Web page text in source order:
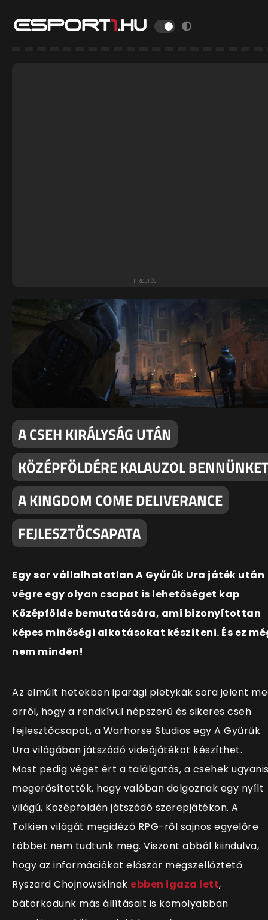
A CSEH KIRÁLYSÁG UTÁN
KÖZÉPFÖLDÉRE KALAUZOL
A KINGDOM COME DELIVERANCE
FEJLESZTŐCSAPATA
Egy sor vállalhatatlan A Gyűrűk Ura játék után
végre egy olyan csapat is lehetőséget kap
Középfölde bemutatására, ami bizonyítottan
képes minőségi alkotásokat készíteni. És ez
nem minden!
Az elmúlt hetekben iparági pletykák sora jelent
arról, hogy a rendkívül népszerű és sikeres cseh
fejlesztőcsapat, a Warhorse Studios egy A Gyűrűk
Ura világában játszódó videójátékot készíthet.
Most pedig véget ért a találgatás, a csehek
megerősítették, hogy valóban dolgoznak egy nyílt
világú, Középföldén játszódó szerepjátékon. A
Tolkien világát megidéző RPG-ről sajnos egyelőre
többet nem tudtunk meg. Viszont abból kiindulva,
hogy az információkat először megszellőztető
Ryszard Chojnowskinak ebben igaza lett,
bátorkodunk más állításait is komolyabban